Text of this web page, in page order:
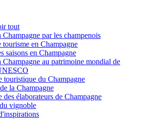
tout
Champagne par les champenois
tourisme en Champagne
saisons en Champagne
Champagne au patrimoine mondial de
touristique du Champagne
la Champagne
des élaborateurs de Champagne
vignoble